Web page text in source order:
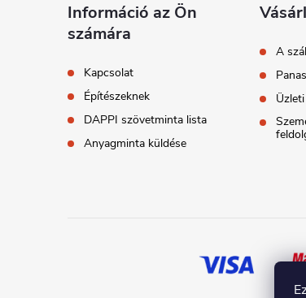
Információ az Ön
számára
Kapcsolat
Építészeknek
DAPPI szövetminta lista
Anyagminta küldése
A